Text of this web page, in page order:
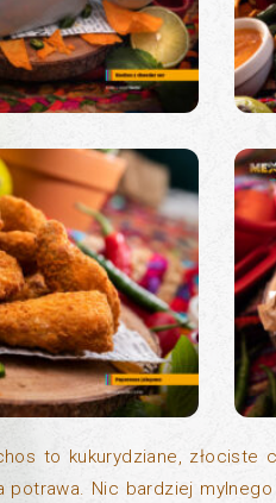
to kukurydziane,
Nic bardziej